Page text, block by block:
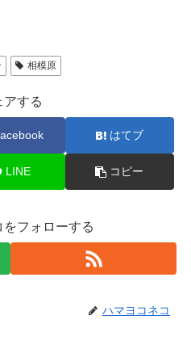
相模原
アする
はてブ
LINE コピー
フォローする
ハマヨコネコ